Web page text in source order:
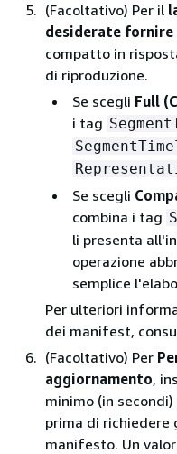
(Facoltativo) Per il
desiderate fornire
compatto in
di riproduzione.
Se scegli Full
i tag
Se scegli
combina i tag
li presenta
operazione
semplice
Per ulteriori
dei manifest,
(Facoltativo) Per
aggiornamento,
minimo (in
prima di
manifesto. Un